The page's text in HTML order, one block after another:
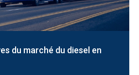
du marché du diesel en